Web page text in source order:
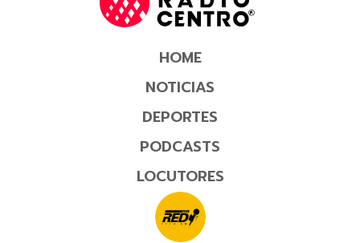
HOME
NOTICIAS
DEPORTES
PODCASTS
LOCUTORES